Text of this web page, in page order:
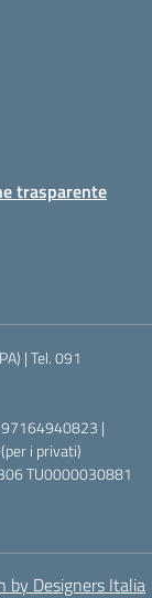
trasparente
| Tel. 091
97164940823 |
i privati)
TU0000030881
by Designers Italia